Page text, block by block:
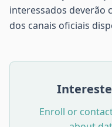
interessados deverão
dos canais oficiais
Enroll or